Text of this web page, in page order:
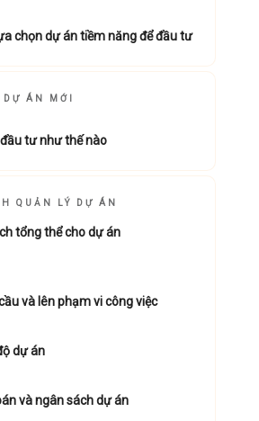
chọn dự án tiềm năng để đầu tư
ÁN MỚI
tư như thế nào
QUẢN LÝ DỰ ÁN
tổng thể cho dự án
và lên phạm vi công việc
dự án
và ngân sách dự án